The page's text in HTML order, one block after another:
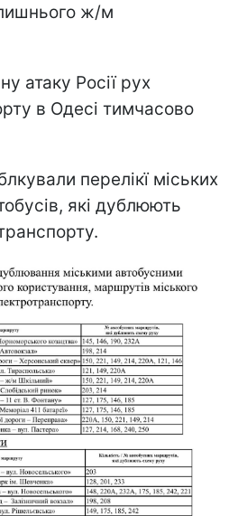
ж/м
атаку Росії рух
в Одесі тимчасово
перелікї міських
які дублюють